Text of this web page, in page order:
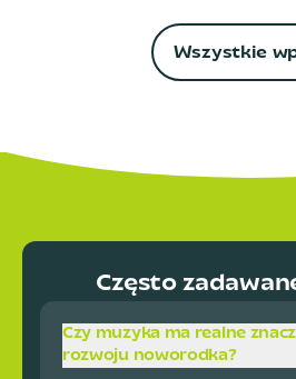
Wszystkie
Często
Czy muzyka ma realne
rozwoju noworodka?